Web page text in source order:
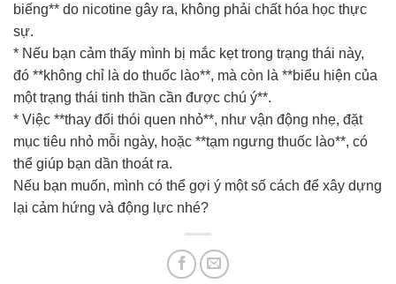
biếng** do nicotine gây ra, không phải chất hóa học thực
sự.
* Nếu bạn cảm thấy mình bị mắc kẹt trong trạng thái này,
đó **không chỉ là do thuốc lào**, mà còn là **biểu hiện của
một trạng thái tinh thần cần được chú ý**.
* Việc **thay đổi thói quen nhỏ**, như vận động nhẹ, đặt
mục tiêu nhỏ mỗi ngày, hoặc **tạm ngưng thuốc lào**, có
thể giúp bạn dần thoát ra.
Nếu bạn muốn, mình có thể gợi ý một số cách để xây dựng
lại cảm hứng và động lực nhé?